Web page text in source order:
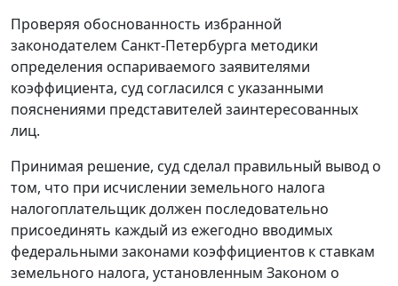
Проверяя обоснованность избранной
законодателем Санкт-Петербурга методики
определения оспариваемого заявителями
коэффициента, суд согласился с указанными
пояснениями представителей заинтересованных
лиц.
Принимая решение, суд сделал правильный вывод о
том, что при исчислении земельного налога
налогоплательщик должен последовательно
присоединять каждый из ежегодно вводимых
федеральными законами коэффициентов к ставкам
земельного налога, установленным Законом о